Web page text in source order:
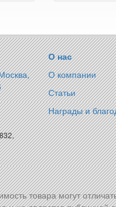
О нас
О компании
Статьи
Награды и
товара могут